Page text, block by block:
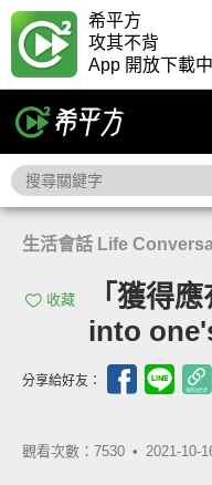
希平方
攻其不背
App 開放下載中
生活會話 Life
收藏
「獲得
into
分享給好友：
觀看次數：7530 • 2021-10-